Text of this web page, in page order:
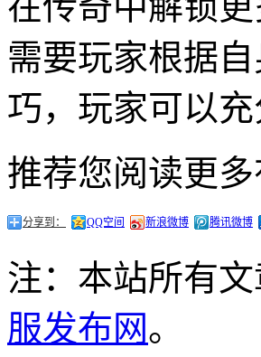
需要玩家根据
巧，玩家可以
推荐您阅读更
分享到： QQ空间 新浪微博 腾讯微博
注：本站所有
服发布网。